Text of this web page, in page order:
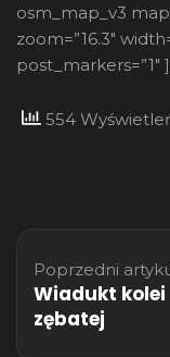
osm_map_v3
zoom=”16.3″
post_markers=”1″ ]
554
wpisu
Poprzedni
Wiadukt kolei
zębatej